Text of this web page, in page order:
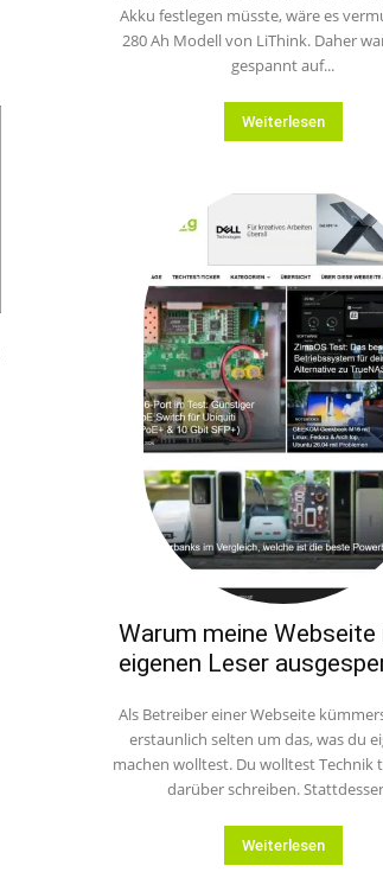
Akku festlegen müsste, wäre es
280 Ah Modell von LiThink. Daher war ich sehr
gespannt auf...
Weiterlesen
Warum meine Webseite
eigenen Leser
Als Betreiber einer Webseite
erstaunlich selten um das, was du
machen wolltest. Du wolltest Technik
darüber schreiben.
Weiterlesen